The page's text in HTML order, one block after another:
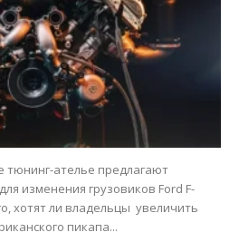
ателье предлагают
изменения грузовиков Ford F-
хотят ли владельцы увеличить
пикапа...